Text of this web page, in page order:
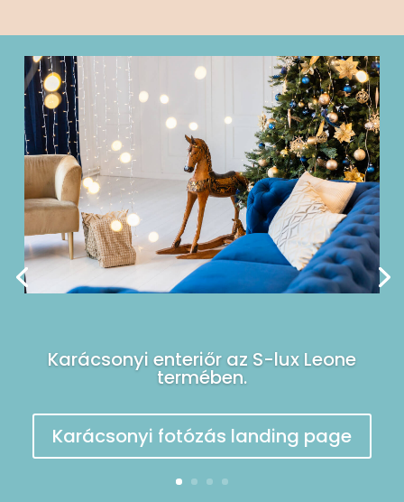
Karácsonyi enteriőr az S-lux Leone
termében.
Karácsonyi fotózás landing page